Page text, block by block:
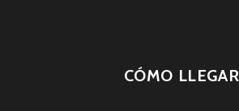
CÓMO LLEGAR